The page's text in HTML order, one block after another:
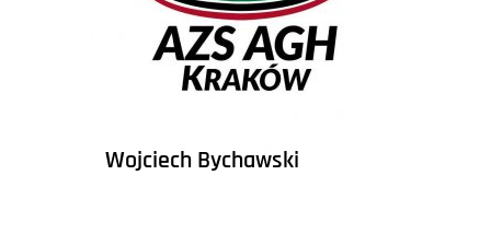
Wojciech Bychawski